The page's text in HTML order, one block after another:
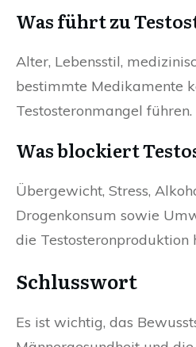
Was führt zu
Alter, Lebensstil,
bestimmte Medikamente
Testosteronmangel führen.
Was blockiert
Übergewicht, Stress,
Drogenkonsum sowie
die Testosteronproduktion
Schlusswort
Es ist wichtig, das